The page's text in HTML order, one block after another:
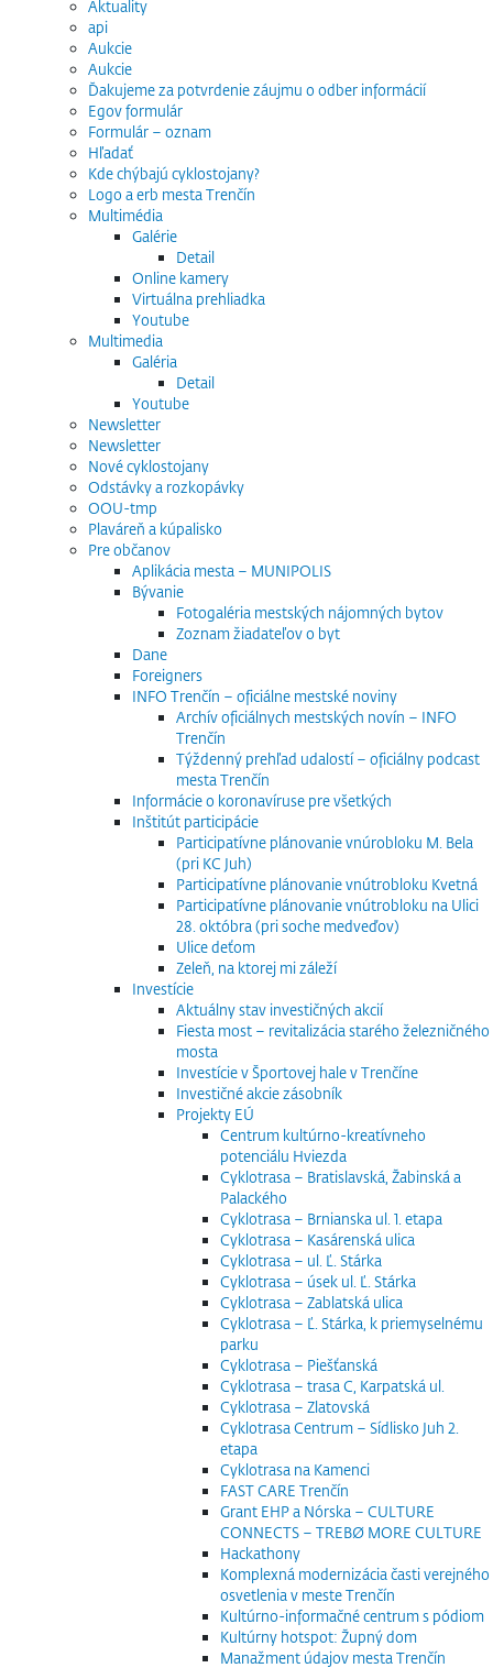
Aktuality
api
Aukcie
Aukcie
Ďakujeme za potvrdenie záujmu o odber informácií
Egov formulár
Formulár – oznam
Hľadať
Kde chýbajú cyklostojany?
Logo a erb mesta Trenčín
Multimédia
Galérie
Detail
Online kamery
Virtuálna prehliadka
Youtube
Multimedia
Galéria
Detail
Youtube
Newsletter
Newsletter
Nové cyklostojany
Odstávky a rozkopávky
OOU-tmp
Plaváreň a kúpalisko
Pre občanov
Aplikácia mesta – MUNIPOLIS
Bývanie
Fotogaléria mestských nájomných bytov
Zoznam žiadateľov o byt
Dane
Foreigners
INFO Trenčín – oficiálne mestské noviny
Archív oficiálnych mestských novín – INFO
Trenčín
Týždenný prehľad udalostí – oficiálny podcast
mesta Trenčín
Informácie o koronavíruse pre všetkých
Inštitút participácie
Participatívne plánovanie vnúrobloku M. Bela
(pri KC Juh)
Participatívne plánovanie vnútrobloku Kvetná
Participatívne plánovanie vnútrobloku na Ulici
28. októbra (pri soche medveďov)
Ulice deťom
Zeleň, na ktorej mi záleží
Investície
Aktuálny stav investičných akcií
Fiesta most – revitalizácia starého železničného
mosta
Investície v Športovej hale v Trenčíne
Investičné akcie zásobník
Projekty EÚ
Centrum kultúrno-kreatívneho
potenciálu Hviezda
Cyklotrasa – Bratislavská, Žabinská a
Palackého
Cyklotrasa – Brnianska ul. 1. etapa
Cyklotrasa – Kasárenská ulica
Cyklotrasa – ul. Ľ. Stárka
Cyklotrasa – úsek ul. Ľ. Stárka
Cyklotrasa – Zablatská ulica
Cyklotrasa – Ľ. Stárka, k priemyselnému
parku
Cyklotrasa – Piešťanská
Cyklotrasa – trasa C, Karpatská ul.
Cyklotrasa – Zlatovská
Cyklotrasa Centrum – Sídlisko Juh 2.
etapa
Cyklotrasa na Kamenci
FAST CARE Trenčín
Grant EHP a Nórska – CULTURE
CONNECTS – TREBØ MORE CULTURE
Hackathony
Komplexná modernizácia časti verejného
osvetlenia v meste Trenčín
Kultúrno-informačné centrum s pódiom
Kultúrny hotspot: Župný dom
Manažment údajov mesta Trenčín